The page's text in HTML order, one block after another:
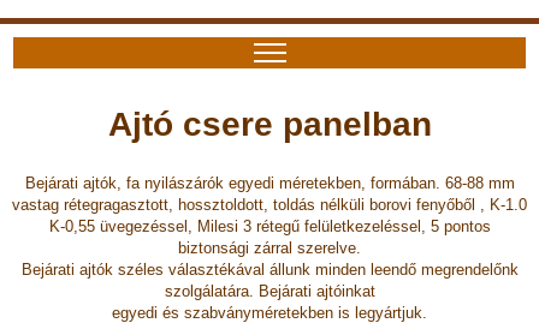
Ajtó csere panelban
Bejárati ajtók, fa nyilászárók egyedi méretekben, formában. 68-88 mm
vastag rétegragasztott, hossztoldott, toldás nélküli borovi fenyőből , K-1.0
K-0,55 üvegezéssel, Milesi 3 rétegű felületkezeléssel, 5 pontos
biztonsági zárral szerelve.
Bejárati ajtók széles választékával állunk minden leendő megrendelőnk
szolgálatára. Bejárati ajtóinkat
egyedi és szabványméretekben is legyártjuk.